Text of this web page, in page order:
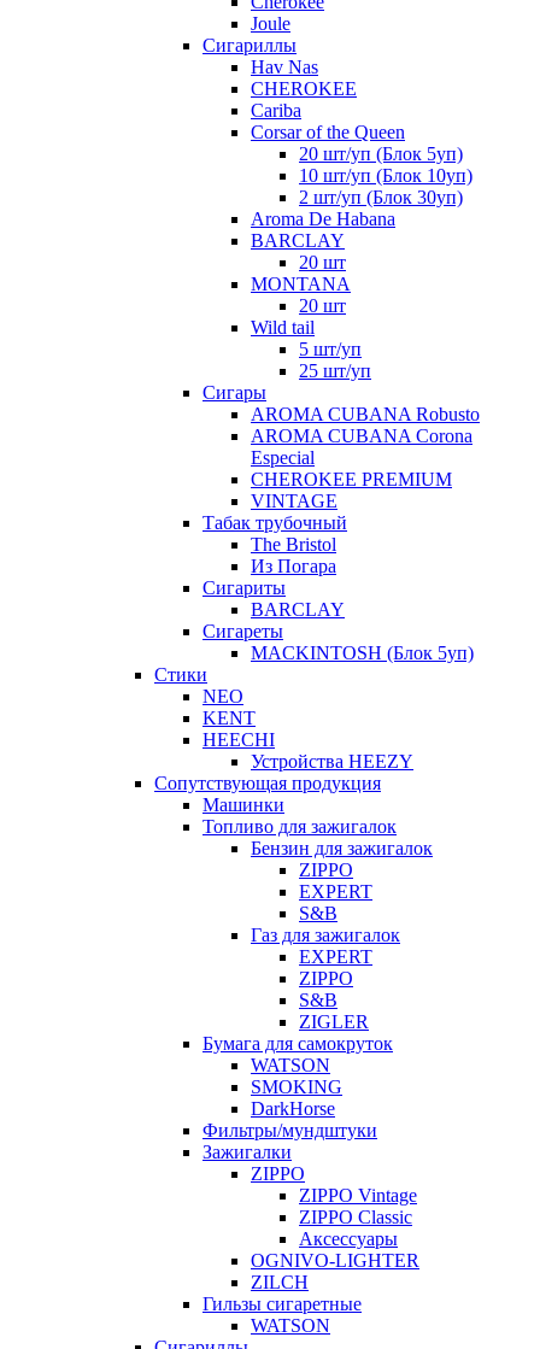
Joule
Сигариллы
Hav Nas
CHEROKEE
Cariba
Corsar of the Queen
20 шт/уп (Блок 5уп)
10 шт/уп (Блок 10уп)
2 шт/уп (Блок 30уп)
Aroma De Habana
BARCLAY
20 шт
MONTANA
20 шт
Wild tail
5 шт/уп
25 шт/уп
Сигары
AROMA CUBANA Robusto
AROMA CUBANA Corona
Especial
CHEROKEE PREMIUM
VINTAGE
Табак трубочный
The Bristol
Из Погара
Сигариты
BARCLAY
Сигареты
MACKINTOSH (Блок 5уп)
Стики
NEO
KENT
HEECHI
Устройства HEEZY
Сопутствующая продукция
Машинки
Топливо для зажигалок
Бензин для зажигалок
ZIPPO
EXPERT
S&B
Газ для зажигалок
EXPERT
ZIPPO
S&B
ZIGLER
Бумага для самокруток
WATSON
SMOKING
DarkHorse
Фильтры/мундштуки
Зажигалки
ZIPPO
ZIPPO Vintage
ZIPPO Classic
Аксессуары
OGNIVO-LIGHTER
ZILCH
Гильзы сигаретные
WATSON